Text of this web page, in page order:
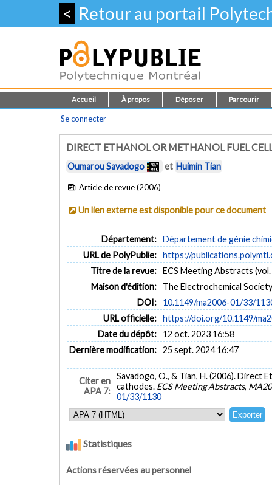
< Retour au portail
Accueil À propos Déposer Parcourir
Se connecter
DIRECT ETHANOL OR METHANOL FUEL
Oumarou Savadogo et Huimin Tian
Article de revue (2006)
Un lien externe est disponible pour ce document
Département: Département de génie
URL de PolyPublie: https://
Titre de la revue: ECS Meeting Abstracts
Maison d'édition:
The Electrochemical Society
DOI:
10.1149/ma2006-01/33/
URL officielle: https://doi.org/10.1149/
Date du dépôt:
12 oct. 2023 16:58
Dernière modification: 25 sept. 2024 16:47
Citer en
APA 7:
Savadogo, O., & Tian, H. (2006). Direct
cathodes. ECS Meeting Abstracts,
01/33/1130
Statistiques
Actions réservées au personnel